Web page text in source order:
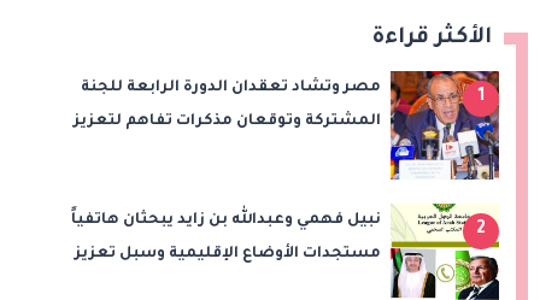
الأكثر قراءة
1
مصر وتشاد تعقدان الدورة الرابعة للجنة
المشتركة وتوقعان مذكرات تفاهم لتعزيز
2
نبيل فهمي وعبدالله بن زايد يبحثان هاتفياً
مستجدات الأوضاع الإقليمية وسبل تعزيز